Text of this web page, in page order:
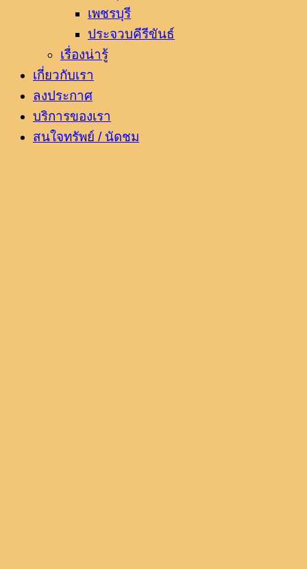
เพชรบุรี
ประจวบคีรีขันธ์
เรื่องน่ารู้
เกี่ยวกับเรา
ลงประกาศ
บริการของเรา
สนใจทรัพย์ / นัดชม